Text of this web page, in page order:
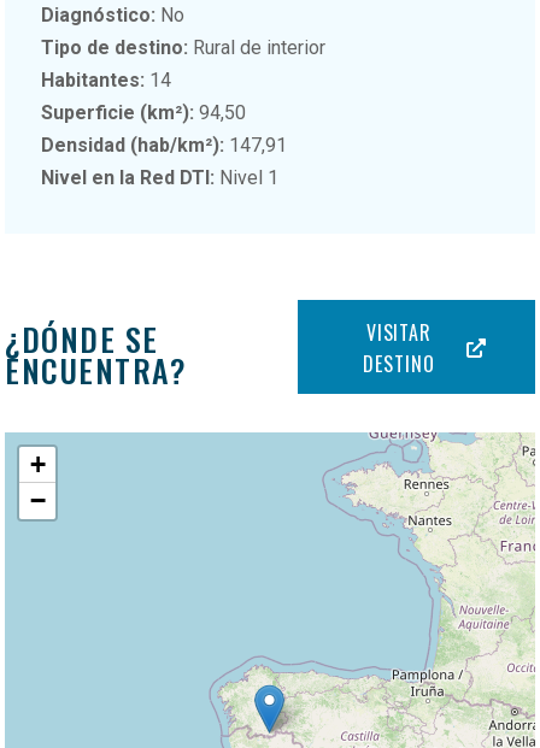
Diagnóstico: No
Tipo de destino: Rural de interior
Habitantes: 14
Superficie (km²): 94,50
Densidad (hab/km²): 147,91
Nivel en la Red DTI: Nivel 1
¿DÓNDE SE
ENCUENTRA?
VISITAR
DESTINO
+
−